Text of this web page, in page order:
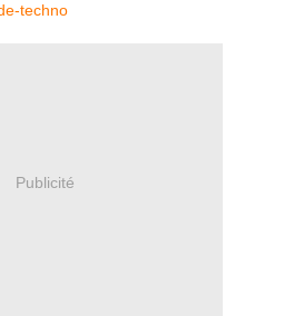
techno
Publicité